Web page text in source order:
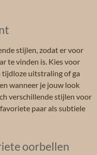
stijlen, zodat er voor
te vinden is. Kies voor
uitstraling of ga
wanneer je jouw look
verschillende stijlen voor
paar als subtiele
oorbellen